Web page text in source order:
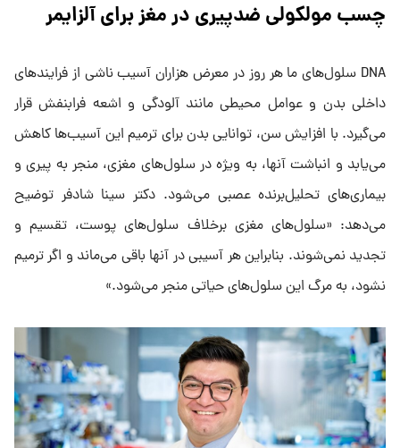
چسب مولکولی ضدپیری در مغز برای آلزایمر
DNA سلول‌های ما هر روز در معرض هزاران آسیب ناشی از فرایندهای
داخلی بدن و عوامل محیطی مانند آلودگی و اشعه فرابنفش قرار
می‌گیرد. با افزایش سن، توانایی بدن برای ترمیم این آسیب‌ها کاهش
می‌یابد و انباشت آنها، به ویژه در سلول‌های مغزی، منجر به پیری و
بیماری‌های تحلیل‌برنده عصبی می‌شود. دکتر سینا شادفر توضیح
می‌دهد: «سلول‌های مغزی برخلاف سلول‌های پوست، تقسیم و
تجدید نمی‌شوند. بنابراین هر آسیبی در آنها باقی می‌ماند و اگر ترمیم
نشود، به مرگ این سلول‌های حیاتی منجر می‌شود.»